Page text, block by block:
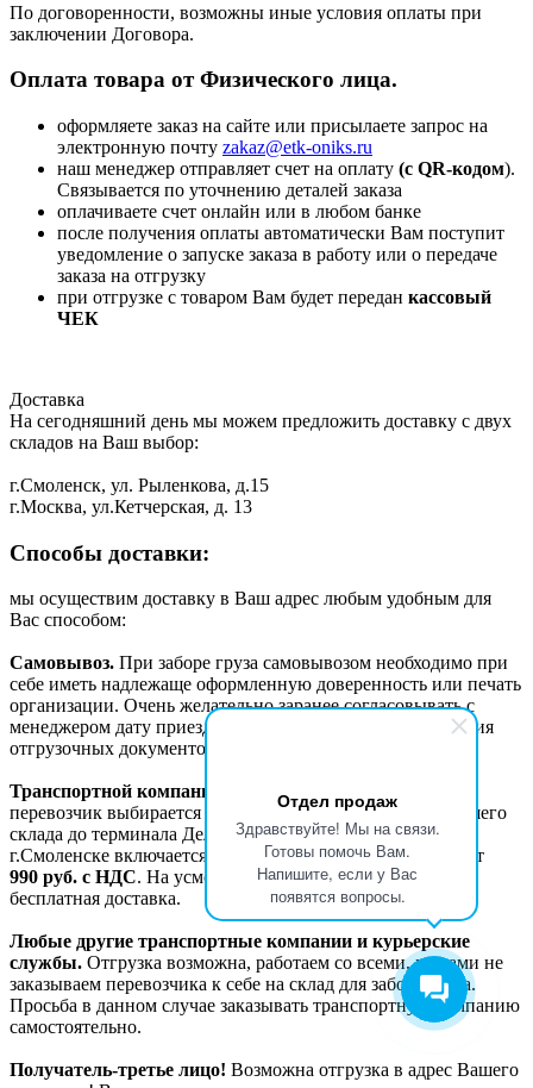
Отдел продаж
Здравствуйте! Мы на связи.
Готовы помочь Вам.
Напишите, если у Вас
появятся вопросы.
По договоренности, возможны иные условия оплаты при
заключении Договора.
Оплата товара от Физического лица.
оформляете заказ на сайте или присылаете запрос на
электронную почту zakaz@etk-oniks.ru
наш менеджер отправляет счет на оплату (с QR-кодом).
Связывается по уточнению деталей заказа
оплачиваете счет онлайн или в любом банке
после получения оплаты автоматически Вам поступит
уведомление о запуске заказа в работу или о передаче
заказа на отгрузку
при отгрузке с товаром Вам будет передан кассовый
ЧЕК
Доставка
На сегодняшний день мы можем предложить доставку с двух
складов на Ваш выбор:
г.Смоленск, ул. Рыленкова, д.15
г.Москва, ул.Кетчерская, д. 13
Способы доставки:
мы осуществим доставку в Ваш адрес любым удобным для
Вас способом:
Самовывоз. При заборе груза самовывозом необходимо при
себе иметь надлежаще оформленную доверенность или печать
организации. Очень желательно заранее согласовывать с
менеджером дату приезда для своевременного оформления
отгрузочных документов и подготовки самого груза.
Транспортной компанией Деловые линии.
перевозчик выбирается «по-умолчанию». Доставка с нашего
склада до терминала Деловых линий в г. Москве или
г.Смоленске включается в счет отдельной строкой и стоит
990 руб. с НДС. На усмотрение менеджера возможна
бесплатная доставка.
Любые другие транспортные компании и курьерские
службы. Отгрузка возможна, работаем со всеми, но сами не
заказываем перевозчика к себе на склад для забора груза.
Просьба в данном случае заказывать транспортную кампанию
самостоятельно.
Получатель-третье лицо! Возможна отгрузка в адрес Вашего